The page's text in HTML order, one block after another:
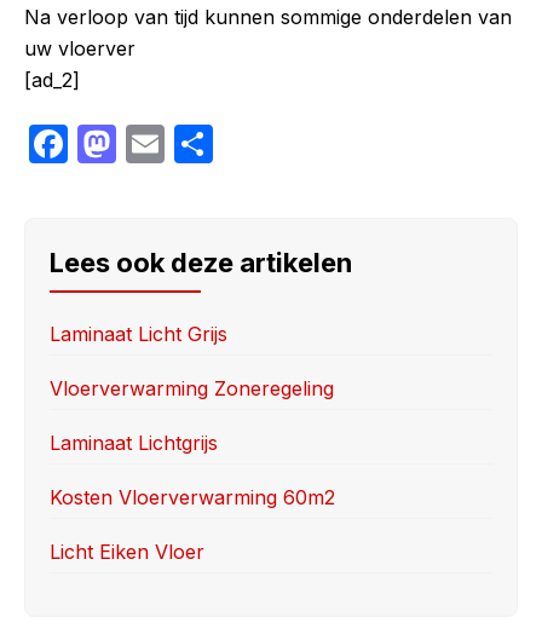
Na verloop van tijd kunnen sommige onderdelen van
uw vloerver
[ad_2]
F
e
b
o
o
M
o
d
o
n
E
e
Lees ook deze artikelen
Laminaat Licht Grijs
Vloerverwarming Zoneregeling
Laminaat Lichtgrijs
Kosten Vloerverwarming 60m2
Licht Eiken Vloer